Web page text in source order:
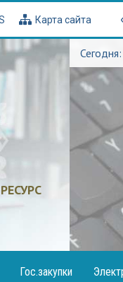
Карта сайта
Гос.закупки